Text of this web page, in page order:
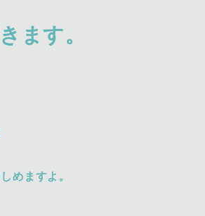
ます。
めますよ。